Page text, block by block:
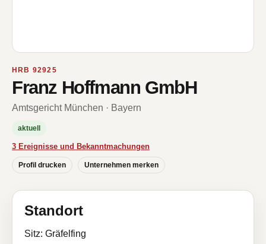
HRB 92925
Franz Hoffmann GmbH
Amtsgericht München · Bayern
aktuell
3 Ereignisse und Bekanntmachungen
Profil drucken Unternehmen merken
Standort
Sitz: Gräfelfing